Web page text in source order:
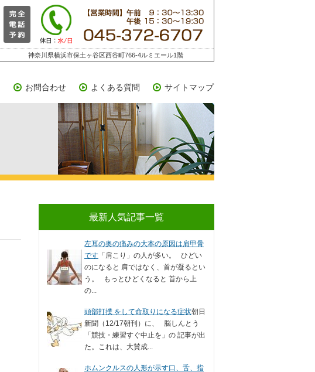
神奈川県横浜市保土ヶ谷区西谷町766-4ルミエール1階
お問合わせ よくある質問 サイトマップ
最新人気記事一覧
左耳の奥の痛みの大本の原因は肩甲骨
です 「肩こり」の人が多い。 ひどい
のになると 肩ではなく、首が凝るとい
う。 もっとひどくなると 首から上
の...
頭部打撲 をして命取りになる症状朝日
新聞（12/17朝刊）に、 脳しんとう
「競技・練習すぐ中止を」の 記事が出
た。これは、大賛成...
ホムンクルスの人形が示す口、舌、指